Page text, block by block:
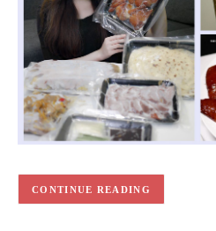
CONTINUE READING